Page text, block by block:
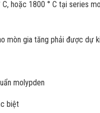
hoặc 1800 ° C tại series
mòn gia tăng phải được dự
molypden
biệt